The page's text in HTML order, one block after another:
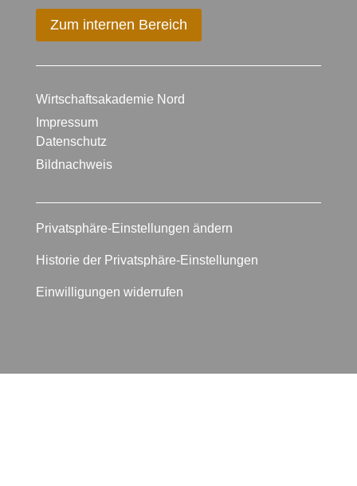
Zum internen Bereich
Wirtschaftsakademie Nord
Impressum
Datenschutz
Bildnachweis
Privatsphäre-Einstellungen ändern
Historie der Privatsphäre-Einstellungen
Einwilligungen widerrufen